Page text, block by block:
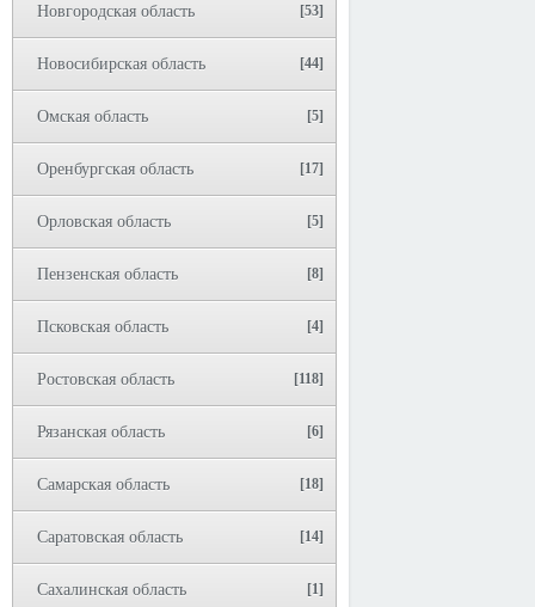
Новгородская область [53]
Новосибирская область [44]
Омская область [5]
Оренбургская область [17]
Орловская область [5]
Пензенская область [8]
Псковская область [4]
Ростовская область [118]
Рязанская область [6]
Самарская область [18]
Саратовская область [14]
Сахалинская область [1]